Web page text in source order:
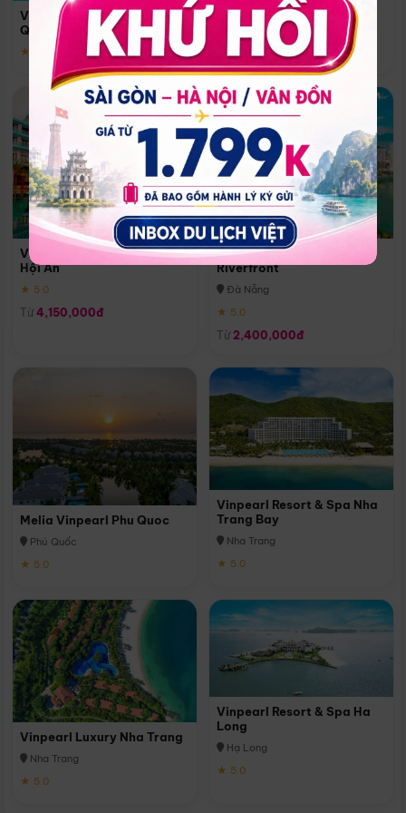
Vinpearl Resort & Spa Phu
Quoc
★ 5.0
Quoc
Phú Quốc
★ 5.0
Vinpearl Resort & Golf Nam
Hội An
★ 5.0
Từ 4,150,000đ
Melia Vinpearl Danang
Riverfront
Đà Nẵng
★ 5.0
Từ 2,400,000đ
Melia Vinpearl Phu Quoc
Phú Quốc
★ 5.0
Vinpearl Resort & Spa Nha
Trang Bay
Nha Trang
★ 5.0
Vinpearl Luxury Nha Trang
Nha Trang
★ 5.0
Vinpearl Resort & Spa Ha
Long
Hạ Long
★ 5.0